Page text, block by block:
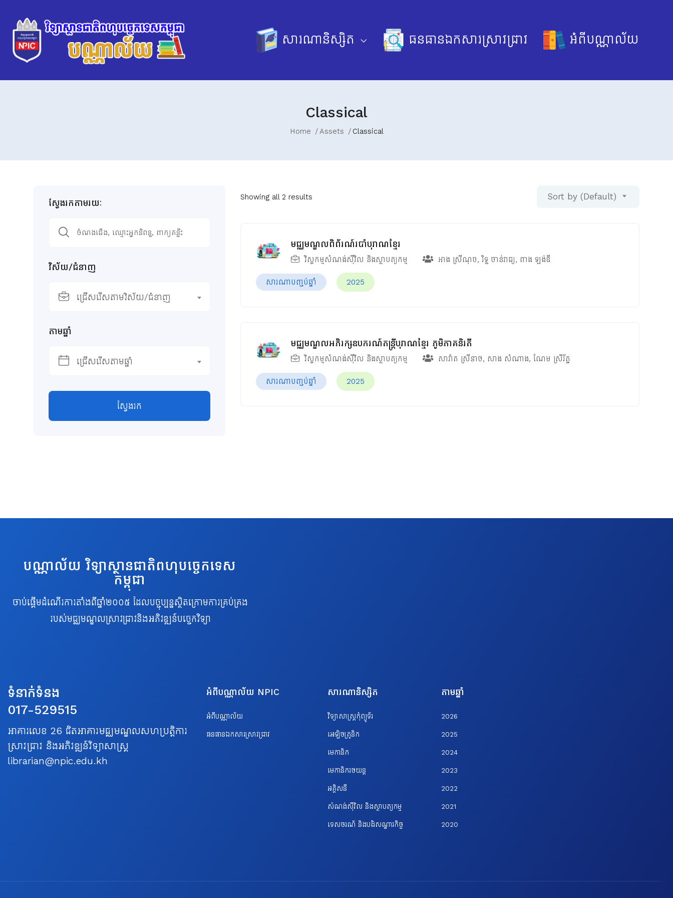
សារណានិស្សិត ធនធានឯកសារស្រាវជ្រាវ អំពីបណ្ណាល័យ
Classical
Home Assets Classical
ស្វែងរកតាមរយៈ
វិស័យ/ជំនាញ
ជ្រើសរើសតាមវិស័យ/ជំនាញ
តាមឆ្នាំ
ជ្រើសរើសតាមឆ្នាំ
ស្វែងរក
Showing all 2 results Sort by (Default)
មជ្ឈមណ្ឌលពិព័រណ៍របាំបុរាណខ្មែរ
វិស្វកម្មសំណង់ស៊ីវិល និងស្ថាបត្យកម្ម អាង ស្រីណុច,រិទ្ធ ចាន់រាជ្យ, ពាង ឡង់ឌី
សារណាបញ្ចប់ឆ្នាំ 2025
មជ្ឈមណ្ឌលអភិរក្សឧបករណ៍តន្រ្តីបុរាណខ្មែរ ភូមិភាគនិរតី
វិស្វកម្មសំណង់ស៊ីវិល និងស្ថាបត្យកម្ម សារ៉ាត ស្រីនាថ, សាង សំណាង, ណែម ស្រីរ័ត្ន
សារណាបញ្ចប់ឆ្នាំ 2025
បណ្ណាល័យ វិទ្យាស្ថានជាតិពហុបច្ចេកទេស
កម្ពុជា
ចាប់ផ្តើមដំណើរការតាំងពីឆ្នាំ២០០៥ ដែលបច្ចុប្បន្នស្ថិតក្រោមការគ្រប់គ្រង
របស់មជ្ឈមណ្ឌលស្រាវជ្រាវនិងអភិវឌ្ឍន៍បច្ចេកវិទ្យា
ទំនាក់ទំនង
017-529515
អាគារលេខ 26 ជិតអាគារមជ្ឈមណ្ឌលសហប្រត្តិការ
ស្រាវជ្រាវ និងអភិវឌ្ឍន៍វិទ្យាសាស្ត្រ
librarian@npic.edu.kh
អំពីបណ្ណាល័យ NPIC
អំពីបណ្ណាល័យ
ធនធានឯកសារស្រាវជ្រាវ
សារណានិស្សិត
វិទ្យាសាស្ត្រកុំព្យូទ័រ
អេឡិចត្រូនិក
មេកានិក
មេកានិករថយន្ត
អគ្គិសនី
សំណង់ស៊ីវិល និងស្ថាបត្យកម្ម
ទេសចរណ័ និងបដិសណ្ឋារកិច្ច
តាមឆ្នាំ
2026
2025
2024
2023
2022
2021
2020